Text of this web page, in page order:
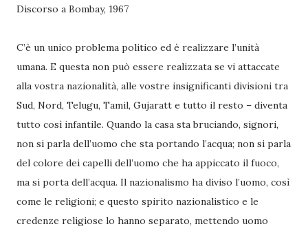
Discorso a Bombay, 1967
C’è un unico problema politico ed è realizzare l’unità
umana. E questa non può essere realizzata se vi attaccate
alla vostra nazionalità, alle vostre insignificanti divisioni tra
Sud, Nord, Telugu, Tamil, Gujaratt e tutto il resto – diventa
tutto così infantile. Quando la casa sta bruciando, signori,
non si parla dell’uomo che sta portando l’acqua; non si parla
del colore dei capelli dell’uomo che ha appiccato il fuoco,
ma si porta dell’acqua. Il nazionali­smo ha diviso l’uomo, così
come le religioni; e questo spirito nazionalistico e le
credenze religiose lo hanno separato, mettendo uomo